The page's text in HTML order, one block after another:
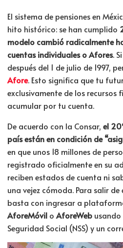
El sistema de pensiones en
hito histórico: se han cumplido
modelo cambió radicalmente
cuentas individuales o Afores.
después del 1 de julio de 1997,
Afore. Esto significa que tu
exclusivamente de los recursos
acumular por tu cuenta.
De acuerdo con la Consar, el
país están en condición de
en que unos 18 millones de
registrado oficialmente en su
reciben estados de cuenta ni
una vejez cómoda. Para salir
basta con ingresar a
AforeMóvil o AforeWeb usando
Seguridad Social (NSS) y un